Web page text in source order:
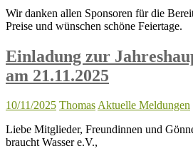
Wir danken allen Sponsoren für die
Preise und wünschen schöne Feiertage.
Einladung zur
am 21.11.2025
10/11/2025 ThomasAktuelle Meldungen
Liebe Mitglieder, Freundinnen und
braucht Wasser e.V.,